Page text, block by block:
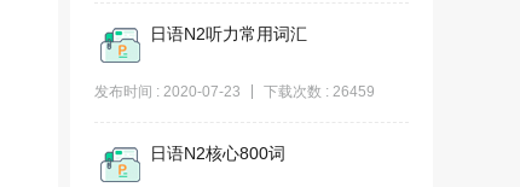
日语N2听力常用词汇
发布时间 : 2020-07-23 下载次数 : 26459
日语N2核心800词